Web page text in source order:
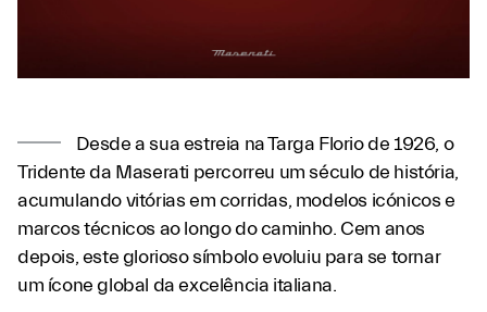
Desde a sua estreia na Targa Florio de 1926, o
Tridente da Maserati percorreu um século de história,
acumulando vitórias em corridas, modelos icónicos e
marcos técnicos ao longo do caminho. Cem anos
depois, este glorioso símbolo evoluiu para se tornar
um ícone global da excelência italiana.